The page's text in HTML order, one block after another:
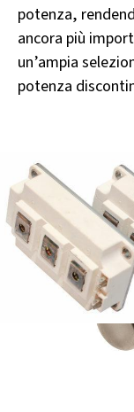
potenza,
ancora più
un’ampia
potenza